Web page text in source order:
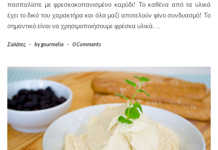
πασπαλίστε με φρεσκοκοπανισμένο καρύδι! Το καθένα από τα υλικά
έχει το δικό του χαρακτήρα και όλα μαζί αποτελούν φίνο συνδυασμό! Το
σημαντικό είναι να χρησιμοποιήσουμε φρέσκα υλικά. …
Σαλάτες - bygourmelia - 0 Comments